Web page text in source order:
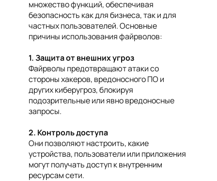
множество функций, обеспечивая
безопасность как для бизнеса, так и для
частных пользователей. Основные
причины использования файрволов:
1. Защита от внешних угроз
Файрволы предотвращают атаки со
стороны хакеров, вредоносного ПО и
других киберугроз, блокируя
подозрительные или явно вредоносные
запросы.
2. Контроль доступа
Они позволяют настроить, какие
устройства, пользователи или приложения
могут получать доступ к внутренним
ресурсам сети.